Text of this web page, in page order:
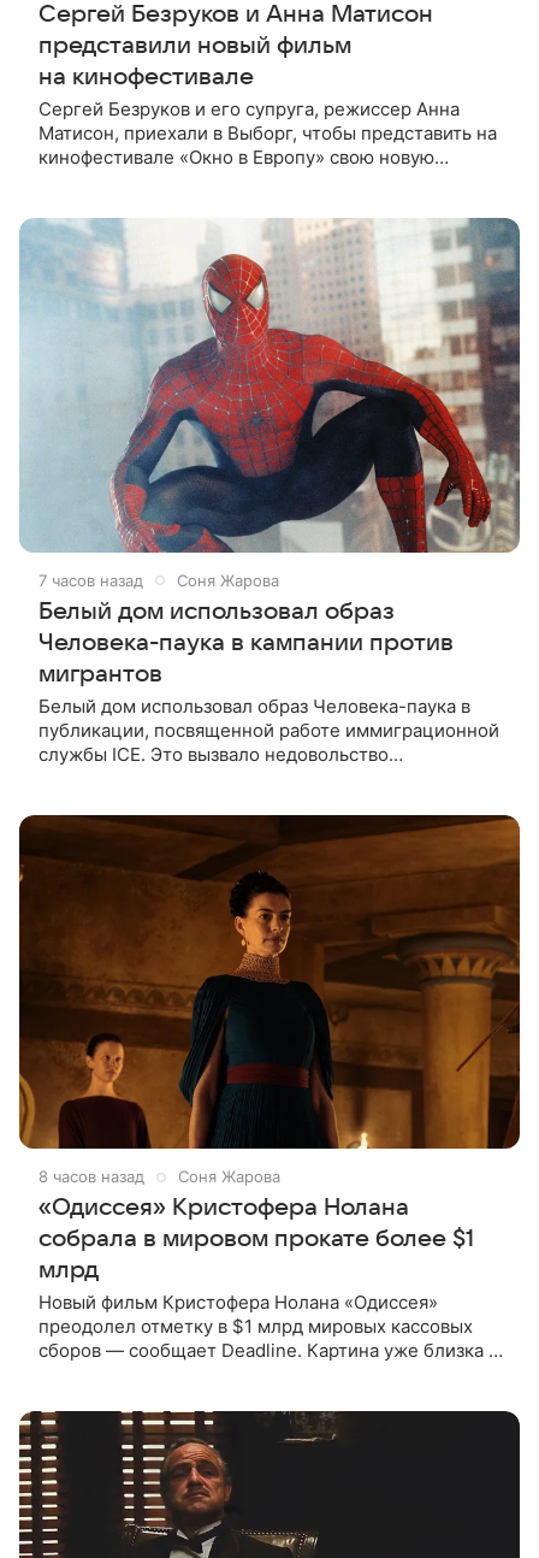
Сергей Безруков и Анна Матисон
представили новый фильм
на кинофестивале
Сергей Безруков и его супруга, режиссер Анна
Матисон, приехали в Выборг, чтобы представить на
кинофестивале «Окно в Европу» свою новую
7 часов назад Соня Жарова
Белый дом использовал образ
Человека-паука в кампании против
мигрантов
Белый дом использовал образ Человека-паука в
публикации, посвященной работе иммиграционной
службы ICE. Это вызвало недовольство
8 часов назад Соня Жарова
«Одиссея» Кристофера Нолана
собрала в мировом прокате более $1
млрд
Новый фильм Кристофера Нолана «Одиссея»
преодолел отметку в $1 млрд мировых кассовых
сборов — сообщает Deadline. Картина уже близка к